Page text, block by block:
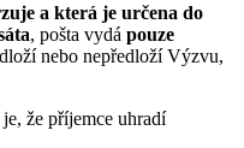
a která je určena do
, pošta vydá pouze
nebo nepředloží Výzvu,
že příjemce uhradí